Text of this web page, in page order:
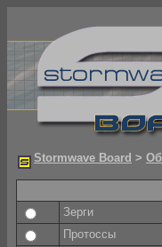
Stormwave Board >
Зерги
Протоссы